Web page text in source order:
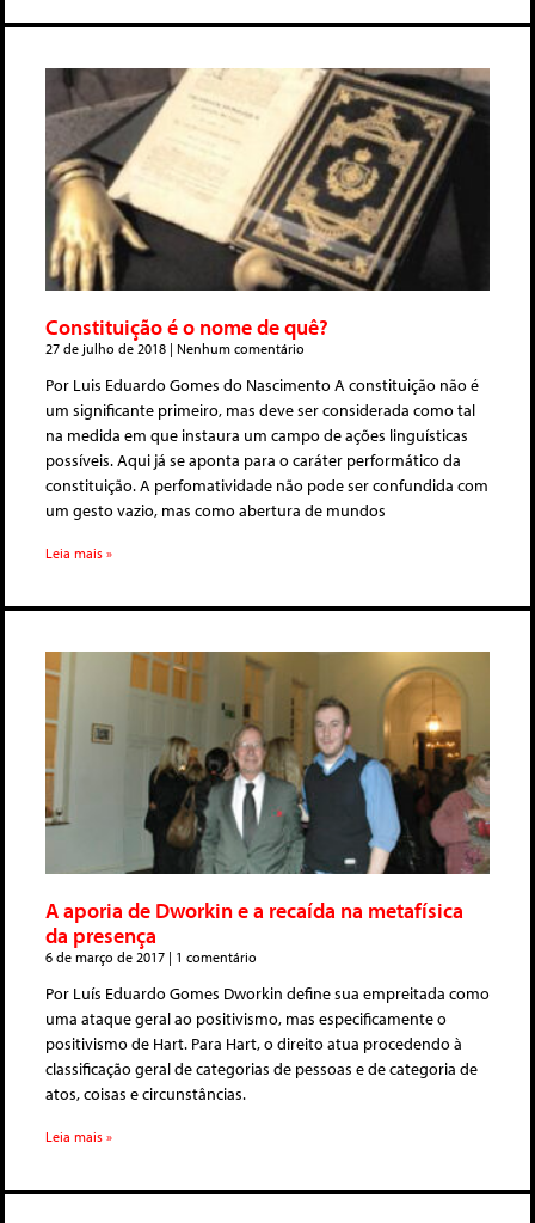
Constituição é o nome de quê?
27 de julho de 2018 Nenhum comentário
Por Luis Eduardo Gomes do Nascimento A constituição não é
um significante primeiro, mas deve ser considerada como tal
na medida em que instaura um campo de ações linguísticas
possíveis. Aqui já se aponta para o caráter performático da
constituição. A perfomatividade não pode ser confundida com
um gesto vazio, mas como abertura de mundos
Leia mais »
A aporia de Dworkin e a recaída na metafísica
da presença
6 de março de 2017 1 comentário
Por Luís Eduardo Gomes Dworkin define sua empreitada como
uma ataque geral ao positivismo, mas especificamente o
positivismo de Hart. Para Hart, o direito atua procedendo à
classificação geral de categorias de pessoas e de categoria de
atos, coisas e circunstâncias.
Leia mais »